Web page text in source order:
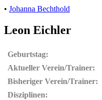
• Johanna Bechthold
Leon Eichler
Geburtstag:
Aktueller Verein/Trainer:
Bisheriger Verein/Trainer:
Disziplinen: